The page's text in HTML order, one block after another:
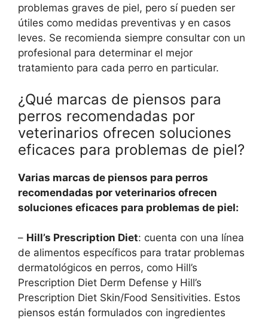
problemas graves de piel, pero sí pueden ser
útiles como medidas preventivas y en casos
leves. Se recomienda siempre consultar con un
profesional para determinar el mejor
tratamiento para cada perro en particular.
¿Qué marcas de piensos para
perros recomendadas por
veterinarios ofrecen soluciones
eficaces para problemas de piel?
Varias marcas de piensos para perros
recomendadas por veterinarios ofrecen
soluciones eficaces para problemas de piel:
– Hill’s Prescription Diet: cuenta con una línea
de alimentos específicos para tratar problemas
dermatológicos en perros, como Hill’s
Prescription Diet Derm Defense y Hill’s
Prescription Diet Skin/Food Sensitivities. Estos
piensos están formulados con ingredientes